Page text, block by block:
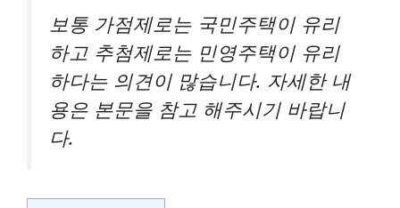
보통 가점제로는 국민주택이 유리
하고 추첨제로는 민영주택이 유리
하다는 의견이 많습니다. 자세한 내
용은 본문을 참고 해주시기 바랍니
다.